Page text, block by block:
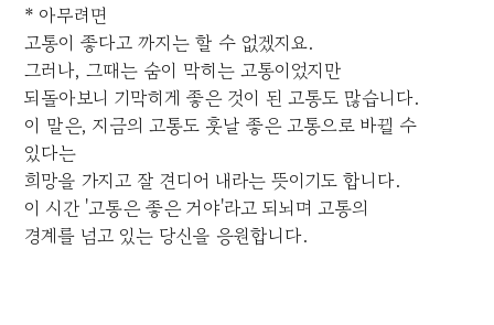
* 아무려면
고통이 좋다고 까지는 할 수 없겠지요.
그러나, 그때는 숨이 막히는 고통이었지만
되돌아보니 기막히게 좋은 것이 된 고통도 많습니다.
이 말은, 지금의 고통도 훗날 좋은 고통으로 바뀔 수
있다는
희망을 가지고 잘 견디어 내라는 뜻이기도 합니다.
이 시간 '고통은 좋은 거야'라고 되뇌며 고통의
경계를 넘고 있는 당신을 응원합니다.